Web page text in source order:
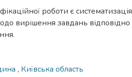
роботи є
вирішення завдань відповідно
, Київська область